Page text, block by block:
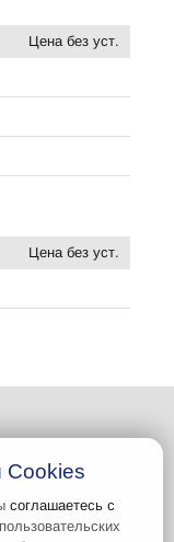
Цена без уст.
Цена без уст.
соглашаетесь с